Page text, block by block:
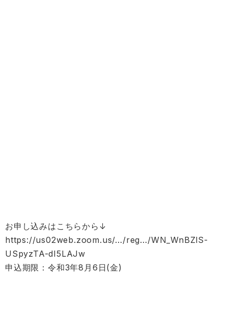
お申し込みはこちらから↓
https://us02web.zoom.us/…/reg…/WN_WnBZlS-
USpyzTA-dI5LAJw
申込期限：令和3年8月6日(金)